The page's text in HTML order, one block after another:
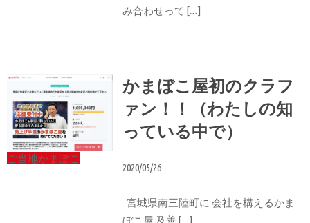
み合わせって […]
ご当地かまぼこ
かまぼこ屋初のクラフ
ァン！！（わたしの知
っている中で）
2020/05/26
宮城県南三陸町に 会社を構えるかま
ぼこ屋 及善 […]